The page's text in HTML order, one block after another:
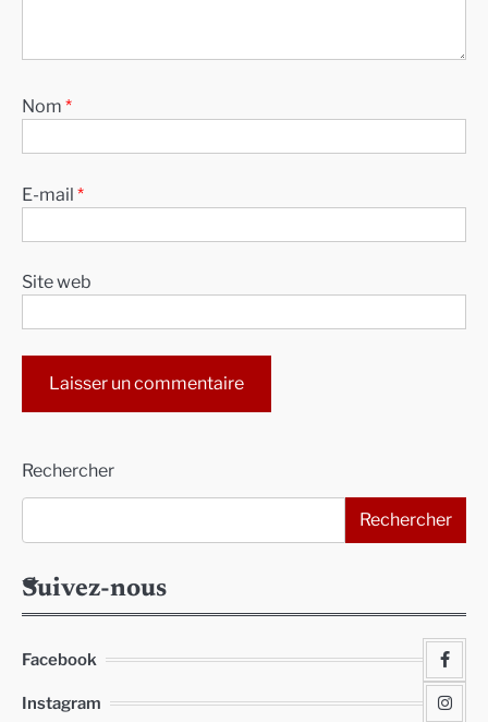
Nom *
E-mail *
Site web
Rechercher
Rechercher
Suivez-nous
Facebook
Instagram